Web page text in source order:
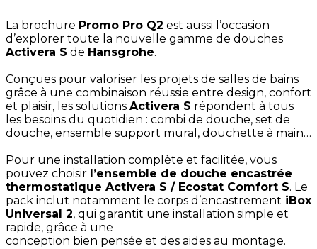
La brochure Promo Pro Q2 est aussi l’occasion
d’explorer toute la nouvelle gamme de douches
Activera S de Hansgrohe.
Conçues pour valoriser les projets de salles de bains
grâce à une combinaison réussie entre design, confort
et plaisir, les solutions Activera S répondent à tous
les besoins du quotidien : combi de douche, set de
douche, ensemble support mural, douchette à main…
Pour une installation complète et facilitée, vous
pouvez choisir l’ensemble de douche encastrée
thermostatique Activera S / Ecostat Comfort S. Le
pack inclut notamment le corps d’encastrement iBox
Universal 2, qui garantit une installation simple et
rapide, grâce à une
conception bien pensée et des aides au montage.